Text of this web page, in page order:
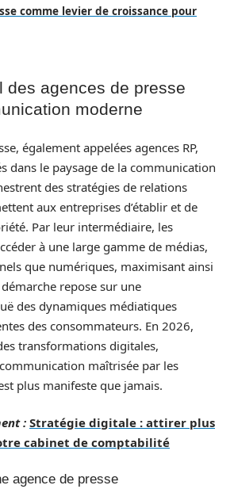
comme levier de croissance pour
des agences de presse
moderne
également appelées agences RP,
dans le paysage de la communication
des stratégies de relations
aux entreprises d’établir et de
Par leur intermédiaire, les
à une large gamme de médias,
que numériques, maximisant ainsi
repose sur une
des dynamiques médiatiques
des consommateurs. En 2026,
transformations digitales,
maîtrisée par les
plus manifeste que jamais.
: Stratégie digitale : attirer plus
cabinet de comptabilité
agence de presse